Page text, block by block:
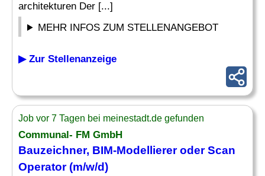
architekturen Der [...]
MEHR INFOS ZUM STELLENANGEBOT
▶ Zur Stellenanzeige
Job vor 7 Tagen bei meinestadt.de gefunden
Communal- FM GmbH
Bauzeichner, BIM-Modellierer oder Scan
Operator (m/w/d)